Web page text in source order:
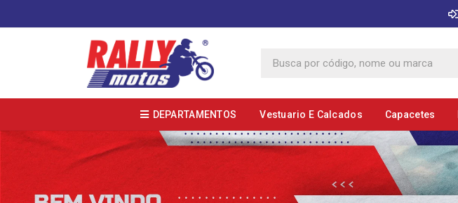
DEPARTAMENTOS Vestuario E Calcados Capacetes